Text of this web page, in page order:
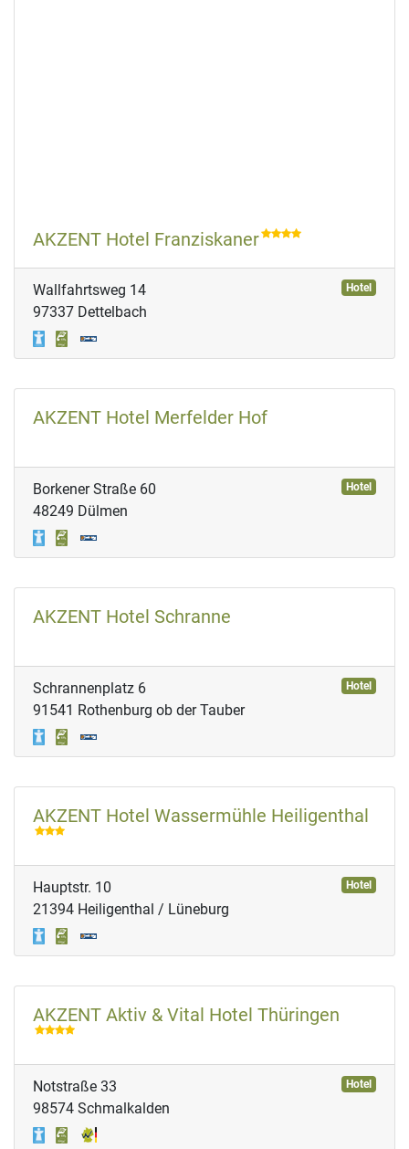
AKZENT Hotel Franziskaner
Hotel
Wallfahrtsweg 14
97337 Dettelbach
AKZENT Hotel Merfelder Hof
Hotel
Borkener Straße 60
48249 Dülmen
AKZENT Hotel Schranne
Hotel
Schrannenplatz 6
91541 Rothenburg ob der Tauber
AKZENT Hotel Wassermühle Heiligenthal
Hotel
Hauptstr. 10
21394 Heiligenthal / Lüneburg
AKZENT Aktiv & Vital Hotel Thüringen
Hotel
Notstraße 33
98574 Schmalkalden